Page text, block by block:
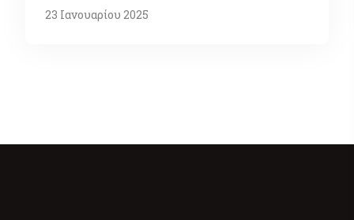
23 Ιανουαρίου 2025